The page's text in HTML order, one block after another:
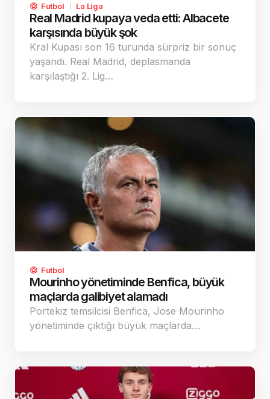
Futbol La Liga
Real Madrid kupaya veda etti: Albacete
karşısında büyük şok
Kral Kupası son 16 turunda sürpriz bir sonuç
yaşandı. Real Madrid, deplasmanda
karşılaştığı 2. Lig…
Futbol
Mourinho yönetiminde Benfica, büyük
maçlarda galibiyet alamadı
Portekiz temsilcisi Benfica, Jose Mourinho
yönetiminde çıktığı büyük maçlarda…